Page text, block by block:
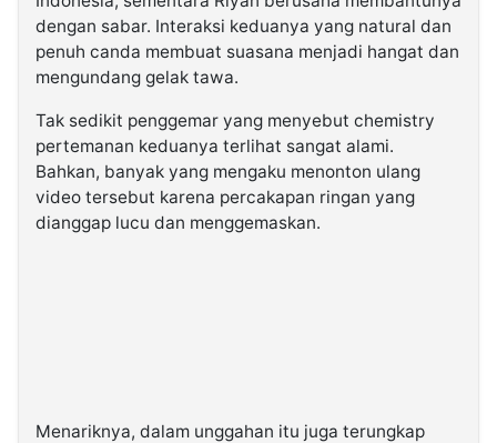
dengan sabar. Interaksi keduanya yang natural dan
penuh canda membuat suasana menjadi hangat dan
mengundang gelak tawa.
Tak sedikit penggemar yang menyebut chemistry
pertemanan keduanya terlihat sangat alami.
Bahkan, banyak yang mengaku menonton ulang
video tersebut karena percakapan ringan yang
dianggap lucu dan menggemaskan.
Menariknya, dalam unggahan itu juga terungkap